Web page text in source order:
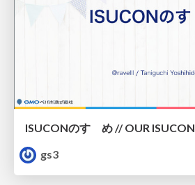
ISUCONのすゝめ // OUR ISUCON
gs3